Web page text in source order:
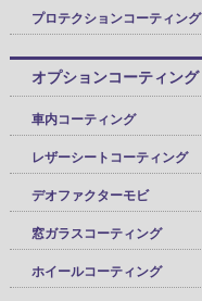
プロテクションコーティング
オプションコーティング
車内コーティング
レザーシートコーティング
デオファクターモビ
窓ガラスコーティング
ホイールコーティング